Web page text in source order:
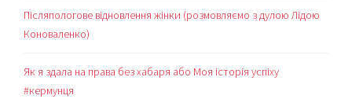
Післяпологове відновлення жінки (розмовляємо з дулою Лідою
Коноваленко)
Як я здала на права без хабаря або Моя історія успіху
#кермунця